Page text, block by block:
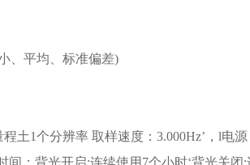
、平均、标准偏差)
土1个分辨率 取样速度：3.000Hz’，l电
：背光开启:连续使用7个小时‘背光关闭